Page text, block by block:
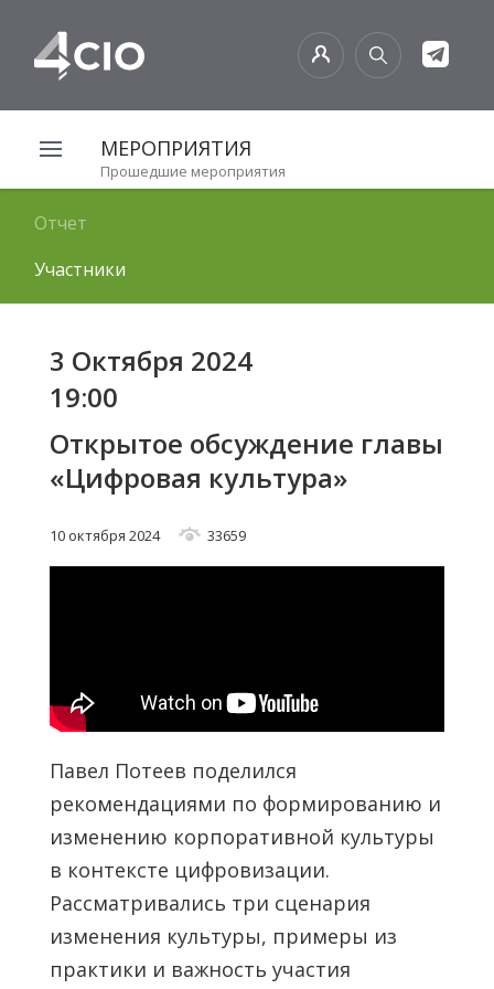
МЕРОПРИЯТИЯ
Прошедшие мероприятия
Отчет
Участники
3 Октября 2024
19:00
Открытое обсуждение главы
«Цифровая культура»
10 октября 2024 33659
Павел Потеев поделился
рекомендациями по формированию и
изменению корпоративной культуры
в контексте цифровизации.
Рассматривались три сценария
изменения культуры, примеры из
практики и важность участия